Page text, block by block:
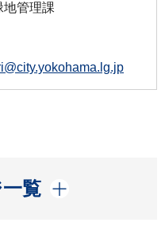
地管理課
覧
く